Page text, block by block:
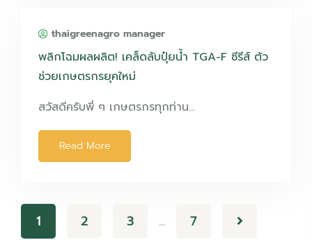
thaigreenagro manager
พลิกโฉมผลผลิต! เคล็ดลับปุ๋ยน้ำ TGA-F ซีรีส์ ตัว
ช่วยเกษตรกรยุคใหม่
สวัสดีครับพี่ ๆ เกษตรกรทุกท่าน…
Read More
1 2 3 … 7